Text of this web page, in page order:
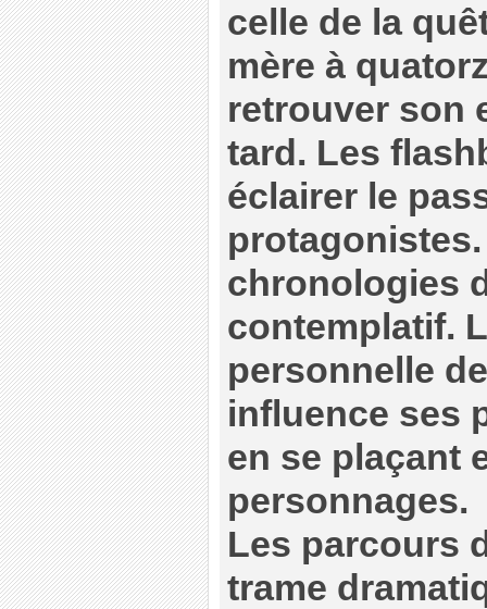
celle de la
mère à
retrouver son
tard. Les
éclairer le
chronologies
contemplatif.
personnelle
influence ses
en se plaçant
personnages.
Les parcours
trame